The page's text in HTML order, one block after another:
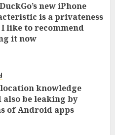
new iPhone
is a privateness
I like to recommend
it now
knowledge
also be leaking by
of Android apps